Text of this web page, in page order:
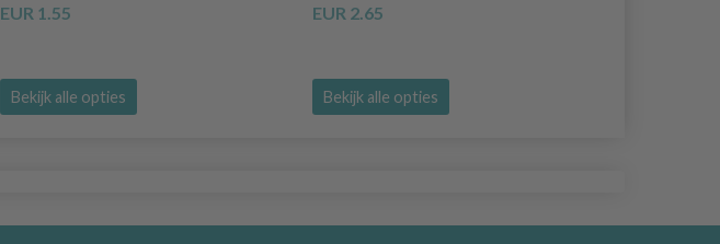
EUR 1.55
Bekijk alle opties
EUR 2.65
Bekijk alle opties